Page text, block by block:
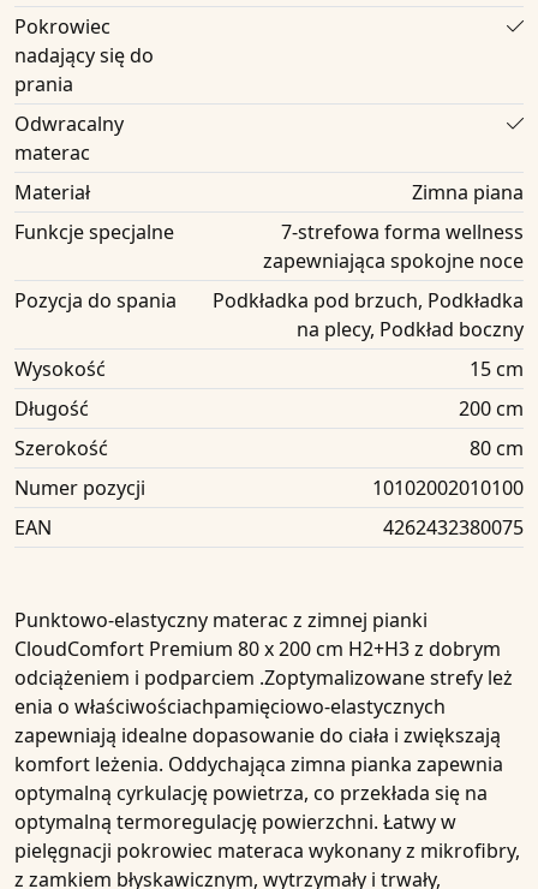
Pokrowiec
nadający się do
prania
Odwracalny
materac
Materiał
Zimna piana
Funkcje specjalne
7-strefowa forma wellness
zapewniająca spokojne noce
Pozycja do spania
Podkładka pod brzuch, Podkładka
na plecy, Podkład boczny
Wysokość
15 cm
Długość
200 cm
Szerokość
80 cm
Numer pozycji
10102002010100
EAN
4262432380075
Punktowo-elastyczny materac z zimnej pianki
CloudComfort Premium 80 x 200 cm H2+H3z dobrym
odciążeniem i podparciem .Zoptymalizowane strefy leż
enia o właściwościachpamięciowo-elastycznych
zapewniają idealne dopasowanie do ciała i zwiększają
komfort leżenia. Oddychająca zimna pianka zapewnia
optymalną cyrkulację powietrza, co przekłada się na
optymalną termoregulację powierzchni. Łatwy w
pielęgnacji pokrowiec materaca wykonany z mikrofibry,
z zamkiem błyskawicznym, wytrzymały i trwały,